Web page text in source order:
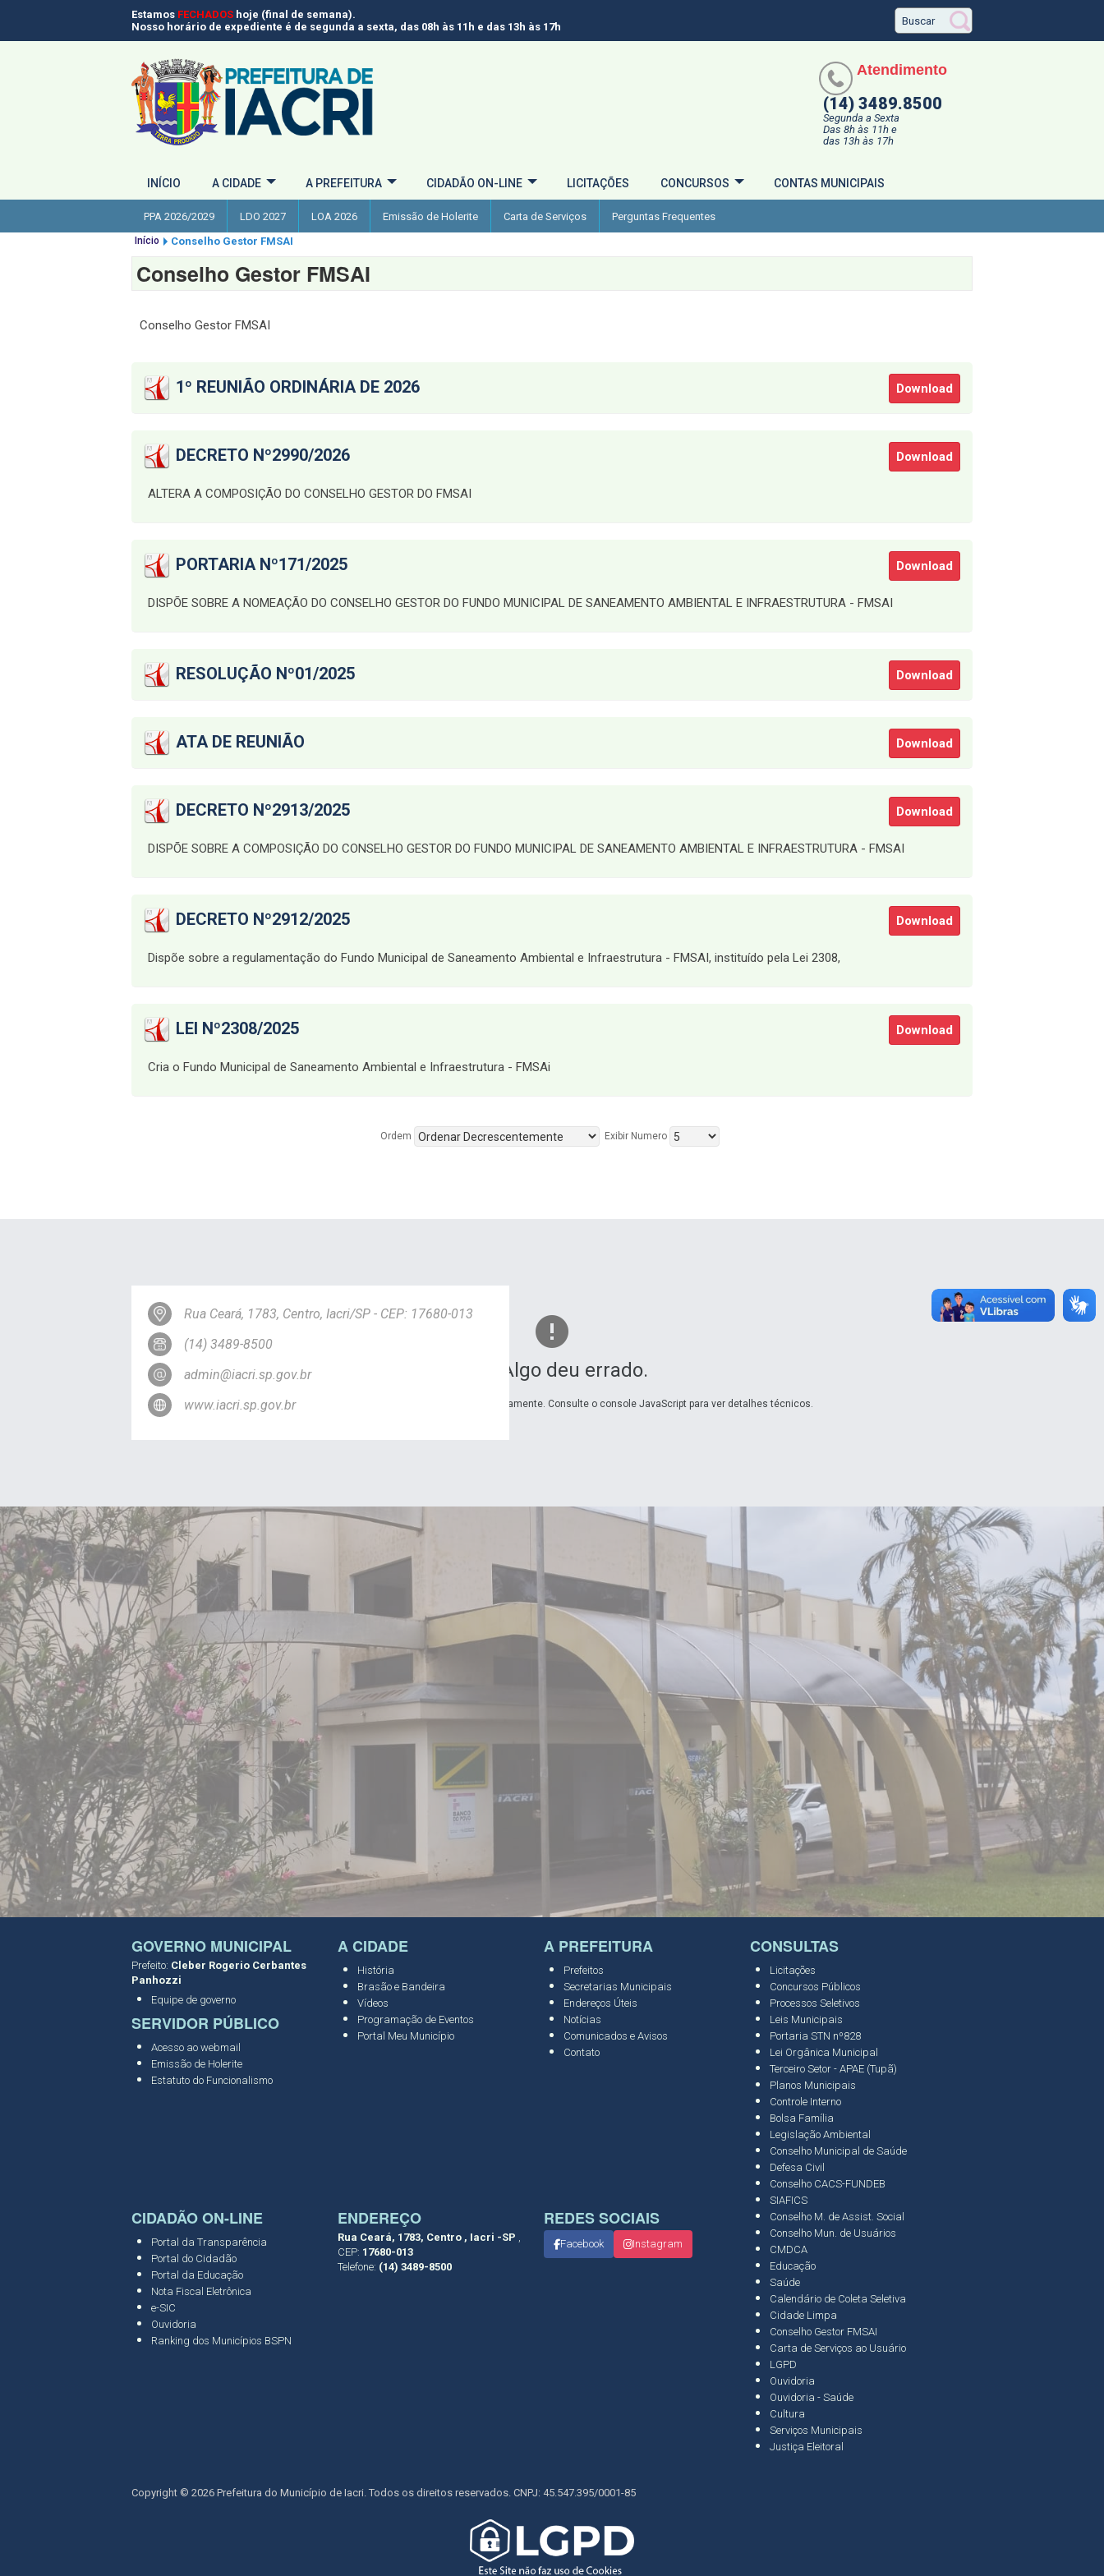
Estamos FECHADOS hoje (final de semana).
Nosso horário de expediente é de segunda a sexta, das 08h às 11h e das 13h às 17h
Atendimento
(14) 3489.8500
Segunda a Sexta
Das 8h às 11h e
das 13h às 17h
INÍCIO A CIDADE A PREFEITURA CIDADÃO ON-LINE LICITAÇÕES CONCURSOS CONTAS MUNICIPAIS
PPA 2026/2029 LDO 2027 LOA 2026 Emissão de Holerite Carta de Serviços Perguntas Frequentes
Início Conselho Gestor FMSAI
Conselho Gestor FMSAI
Conselho Gestor FMSAI
1º REUNIÃO ORDINÁRIA DE 2026 Download
DECRETO Nº2990/2026 Download
ALTERA A COMPOSIÇÃO DO CONSELHO GESTOR DO FMSAI
PORTARIA Nº171/2025 Download
DISPÕE SOBRE A NOMEAÇÃO DO CONSELHO GESTOR DO FUNDO MUNICIPAL DE SANEAMENTO AMBIENTAL E INFRAESTRUTURA - FMSAI
RESOLUÇÃO Nº01/2025 Download
ATA DE REUNIÃO Download
DECRETO Nº2913/2025 Download
DISPÕE SOBRE A COMPOSIÇÃO DO CONSELHO GESTOR DO FUNDO MUNICIPAL DE SANEAMENTO AMBIENTAL E INFRAESTRUTURA - FMSAI
DECRETO Nº2912/2025 Download
Dispõe sobre a regulamentação do Fundo Municipal de Saneamento Ambiental e Infraestrutura - FMSAI, instituído pela Lei 2308,
LEI Nº2308/2025 Download
Cria o Fundo Municipal de Saneamento Ambiental e Infraestrutura - FMSAi
Ordem Exibir Numero
Rua Ceará, 1783, Centro, Iacri/SP - CEP: 17680-013
(14) 3489-8500
admin@iacri.sp.gov.br
www.iacri.sp.gov.br
Ops! Algo deu errado.
Esta página não carregou o Google Maps corretamente. Consulte o console JavaScript para ver detalhes técnicos.
GOVERNO MUNICIPAL
Prefeito: Cleber Rogerio Cerbantes
Panhozzi
Equipe de governo
SERVIDOR PÚBLICO
Acesso ao webmail
Emissão de Holerite
Estatuto do Funcionalismo
A CIDADE
História
Brasão e Bandeira
Vídeos
Programação de Eventos
Portal Meu Município
A PREFEITURA
Prefeitos
Secretarias Municipais
Endereços Úteis
Notícias
Comunicados e Avisos
Contato
ENDEREÇO
Rua Ceará, 1783, Centro , Iacri -SP ,
CEP: 17680-013
Telefone: (14) 3489-8500
CIDADÃO ON-LINE
Portal da Transparência
Portal do Cidadão
Portal da Educação
Nota Fiscal Eletrônica
e-SIC
Ouvidoria
Ranking dos Municípios BSPN
CONSULTAS
Licitações
Concursos Públicos
Processos Seletivos
Leis Municipais
Portaria STN nº828
Lei Orgânica Municipal
Terceiro Setor - APAE (Tupã)
Planos Municipais
Controle Interno
Bolsa Família
Legislação Ambiental
Conselho Municipal de Saúde
Defesa Civil
Conselho CACS-FUNDEB
SIAFICS
Conselho M. de Assist. Social
Conselho Mun. de Usuários
CMDCA
Educação
Saúde
Calendário de Coleta Seletiva
Cidade Limpa
Conselho Gestor FMSAI
Carta de Serviços ao Usuário
LGPD
Ouvidoria
Ouvidoria - Saúde
Cultura
Serviços Municipais
Justiça Eleitoral
REDES SOCIAIS
Facebook Instagram
Copyright © 2026 Prefeitura do Município de Iacri. Todos os direitos reservados. CNPJ: 45.547.395/0001-85